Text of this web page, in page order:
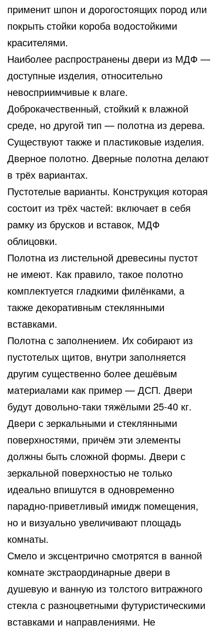
применит шпон и дорогостоящих пород или
покрыть стойки короба водостойкими
красителями.
Наиболее распространены двери из МДФ —
доступные изделия, относительно
невосприимчивые к влаге.
Доброкачественный, стойкий к влажной
среде, но другой тип — полотна из дерева.
Существуют также и пластиковые изделия.
Дверное полотно. Дверные полотна делают
в трёх вариантах.
Пустотелые варианты. Конструкция которая
состоит из трёх частей: включает в себя
рамку из брусков и вставок, МДФ
облицовки.
Полотна из листельной древесины пустот
не имеют. Как правило, такое полотно
комплектуется гладкими филёнками, а
также декоративным стеклянными
вставками.
Полотна с заполнением. Их собирают из
пустотелых щитов, внутри заполняется
другим существенно более дешёвым
материалами как пример — ДСП. Двери
будут довольно-таки тяжёлыми 25-40 кг.
Двери с зеркальными и стеклянными
поверхностями, причём эти элементы
должны быть сложной формы. Двери с
зеркальной поверхностью не только
идеально впишутся в одновременно
парадно-приветливый имидж помещения,
но и визуально увеличивают площадь
комнаты.
Смело и эксцентрично смотрятся в ванной
комнате экстраординарные двери в
душевую и ванную из толстого витражного
стекла с разноцветными футуристическими
вставками и направлениями. Не